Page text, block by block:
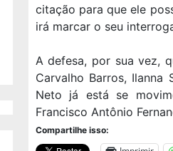
citação para que ele
irá marcar o seu
A defesa, por sua vez,
Carvalho Barros, Ilanna
Neto já está se
Francisco Antônio
Compartilhe isso: